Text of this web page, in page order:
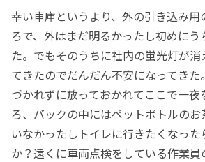
幸い車庫というより、外の引き込み用
ろで、外はまだ明るかったし初めにう
た。でもそのうちに社内の蛍光灯が
てきたのでだんだん不安になってき
づかれずに放っておかれてここで一夜
ろ、バックの中にはペットボトルのお
いなかったしトイレに行きたくなっ
か？遠くに車両点検をしている作業員